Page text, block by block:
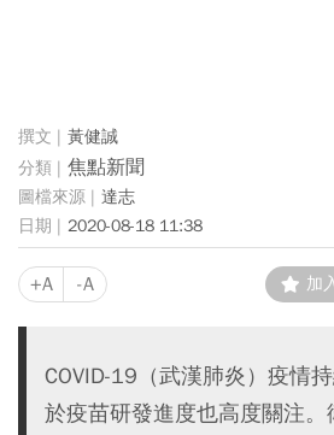
黃健誠
焦點新聞
達志
2020-08-18 11:38
+A -A 加
COVID-19（武漢肺炎）疫情
於疫苗研發進度也高度關注